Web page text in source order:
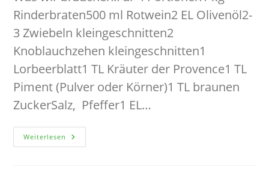
Rinderbraten500 ml Rotwein2 EL Olivenöl2-
3 Zwiebeln kleingeschnitten2
Knoblauchzehen kleingeschnitten1
Lorbeerblatt1 TL Kräuter der Provence1 TL
Piment (Pulver oder Körner)1 TL braunen
ZuckerSalz, Pfeffer1 EL…
Weiterlesen Geschmorter
Braten